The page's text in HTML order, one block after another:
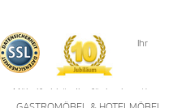
Ihr
Möbelfachhändler für hochwertige